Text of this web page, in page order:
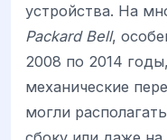
устройства. На
Packard Bell,
2008 по 2014
механические
могли